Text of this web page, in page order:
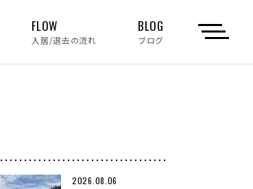
FLOW
入居/退去の流れ
BLOG
ブログ
2026.08.06